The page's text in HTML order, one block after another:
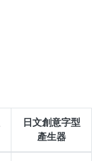
日文創意字型
產生器